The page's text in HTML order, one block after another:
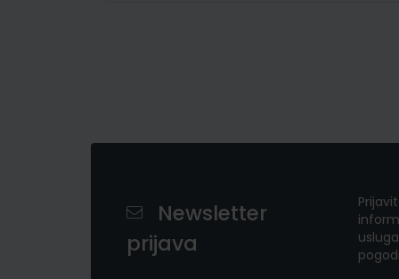
Newsletter
prijava